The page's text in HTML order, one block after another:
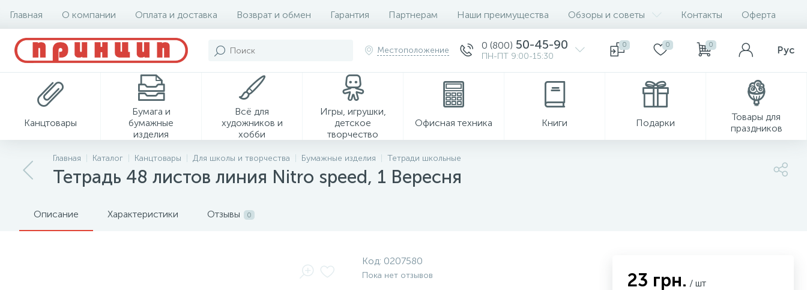
Главная О компании Оплата и доставка Возврат и обмен Гарантия Партнерам Наши преимущества Обзоры и советы Контакты Оферта
Местоположение 0 (800) 50-45-90
ПН-ПТ 9:00-15:30
0 0 0 Рус
Канцтовары
Бумага и
бумажные
изделия
Всё для
художников и
хобби
Игры, игрушки,
детское
творчество
Офисная техника Книги Подарки
Товары для
праздников
Хозтовары
Главная Каталог Канцтовары Для школы и творчества Бумажные изделия Тетради школьные
Тетрадь 48 листов линия Nitro speed, 1 Вересня
Описание Характеристики Отзывы 0
Код: 0207580
Пока нет отзывов 23 грн. / шт